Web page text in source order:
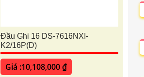
Đầu Ghi 16 DS-7616NXI-
K2/16P(D)
Giá :10,108,000 ₫